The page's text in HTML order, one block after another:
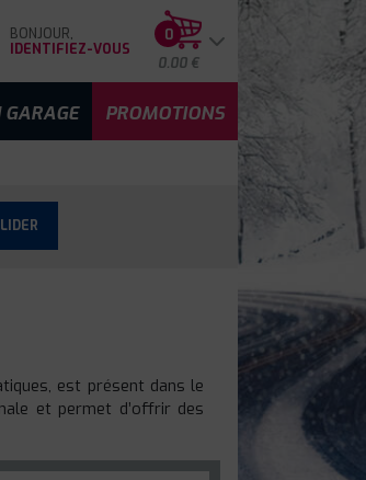
BONJOUR,
IDENTIFIEZ-VOUS
0
0.00 €
PROMOTIONS
est présent dans le
et permet d’offrir des